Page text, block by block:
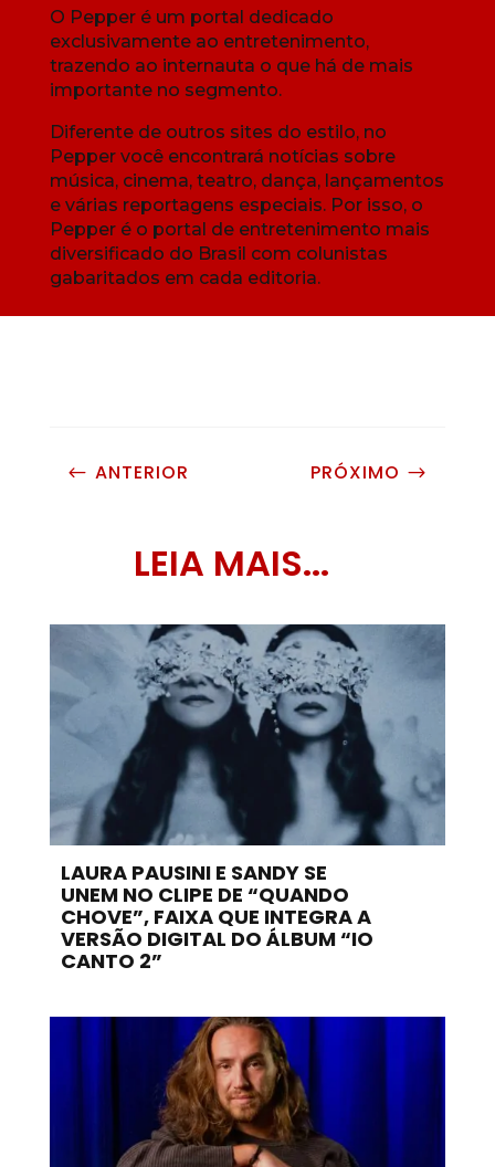
O Pepper é um portal dedicado
exclusivamente ao entretenimento,
trazendo ao internauta o que há de mais
importante no segmento.
Diferente de outros sites do estilo, no
Pepper você encontrará notícias sobre
música, cinema, teatro, dança, lançamentos
e várias reportagens especiais. Por isso, o
Pepper é o portal de entretenimento mais
diversificado do Brasil com colunistas
gabaritados em cada editoria.
# ANTERIOR PRÓXIMO $
LEIA MAIS...
LAURA PAUSINI E SANDY SE
UNEM NO CLIPE DE “QUANDO
CHOVE”, FAIXA QUE INTEGRA A
VERSÃO DIGITAL DO ÁLBUM “IO
CANTO 2”